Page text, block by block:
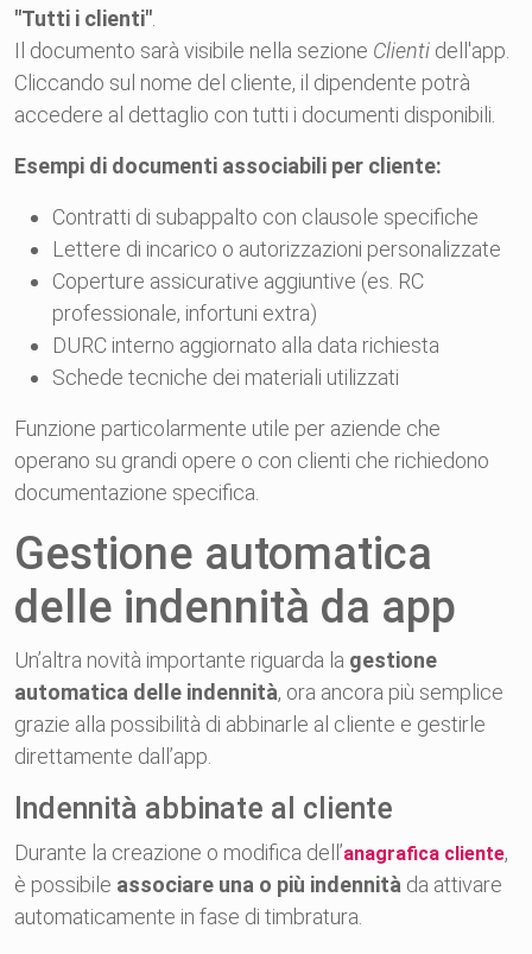
"Tutti i clienti"
Il documento sarà visibile nella sezione Clienti dell'app.
Cliccando sul nome del cliente, il dipendente potrà
accedere al dettaglio con tutti i documenti disponibili.
Esempi di documenti associabili per cliente:
Contratti di subappalto con clausole specifiche
Lettere di incarico o autorizzazioni personalizzate
Coperture assicurative aggiuntive (es. RC
professionale, infortuni extra)
DURC interno aggiornato alla data richiesta
Schede tecniche dei materiali utilizzati
Funzione particolarmente utile per aziende che
operano su grandi opere o con clienti che richiedono
documentazione specifica.
Gestione automatica
delle indennità da app
Un’altra novità importante riguarda la gestione
automatica delle indennità, ora ancora più semplice
grazie alla possibilità di abbinarle al cliente e gestirle
direttamente dall’app.
Indennità abbinate al cliente
Durante la creazione o modifica dell’anagrafica cliente,
è possibile associare una o più indennità da attivare
automaticamente in fase di timbratura.